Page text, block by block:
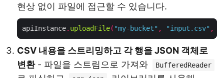
현상 없이 파일에 접근할 수 있습니다.
apiInstance. uploadFile( "my-bucket" , "input.csv" ,
CSV 내용을 스트리밍하고 각 행을 JSON 객체로
변환- 파일을 스트림으로 가져와 BufferedReader